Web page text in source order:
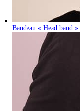
Bandeau « Head band »